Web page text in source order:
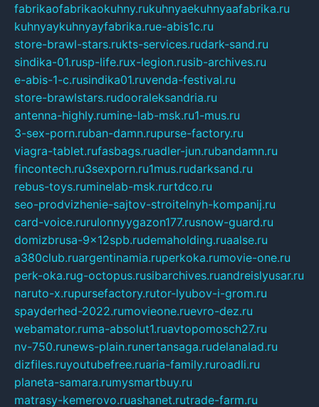
fabrikaofabrikaokuhny.rukuhnyaekuhnyaafabrika.ru
kuhnyaykuhnyayfabrika.rue-abis1c.ru
store-brawl-stars.rukts-services.rudark-sand.ru
sindika-01.rusp-life.rux-legion.rusib-archives.ru
e-abis-1-c.rusindika01.ruvenda-festival.ru
store-brawlstars.rudooraleksandria.ru
antenna-highly.rumine-lab-msk.ru1-mus.ru
3-sex-porn.ruban-damn.rupurse-factory.ru
viagra-tablet.rufasbags.ruadler-jun.rubandamn.ru
fincontech.ru3sexporn.ru1mus.rudarksand.ru
rebus-toys.ruminelab-msk.rurtdco.ru
seo-prodvizhenie-sajtov-stroitelnyh-kompanij.ru
card-voice.rurulonnyygazon177.rusnow-guard.ru
domizbrusa-9x12spb.rudemaholding.ruaalse.ru
a380club.ruargentinamia.ruperkoka.rumovie-one.ru
perk-oka.rug-octopus.rusibarchives.ruandreislyusar.ru
naruto-x.rupursefactory.rutor-lyubov-i-grom.ru
spayderhed-2022.rumovieone.ruevro-dez.ru
webamator.ruma-absolut1.ruavtopomosch27.ru
nv-750.runews-plain.runertansaga.rudelanalad.ru
dizfiles.ruyoutubefree.ruaria-family.ruroadli.ru
planeta-samara.rumysmartbuy.ru
matrasy-kemerovo.ruashanet.rutrade-farm.ru